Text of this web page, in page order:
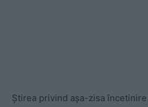
Știrea privind așa-zisa